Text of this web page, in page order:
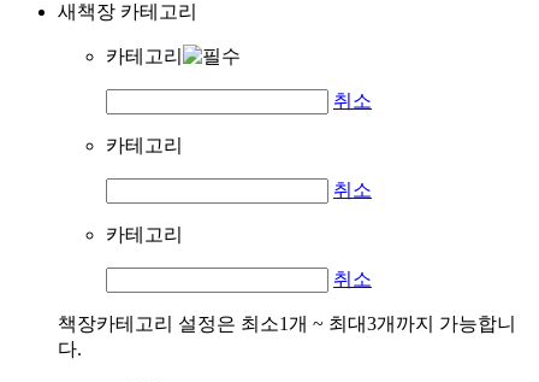
새책장 카테고리
카테고리
취소
카테고리
취소
카테고리
취소
책장카테고리 설정은 최소1개 ~ 최대3개까지 가능합니
다.